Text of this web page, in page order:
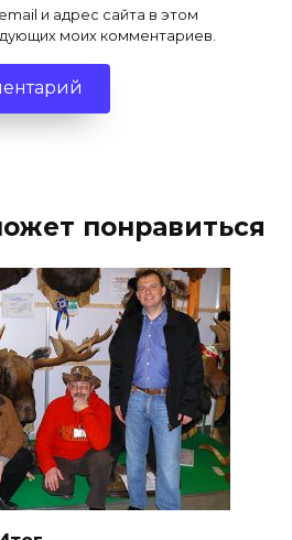
и адрес сайта в этом
моих комментариев.
понравиться